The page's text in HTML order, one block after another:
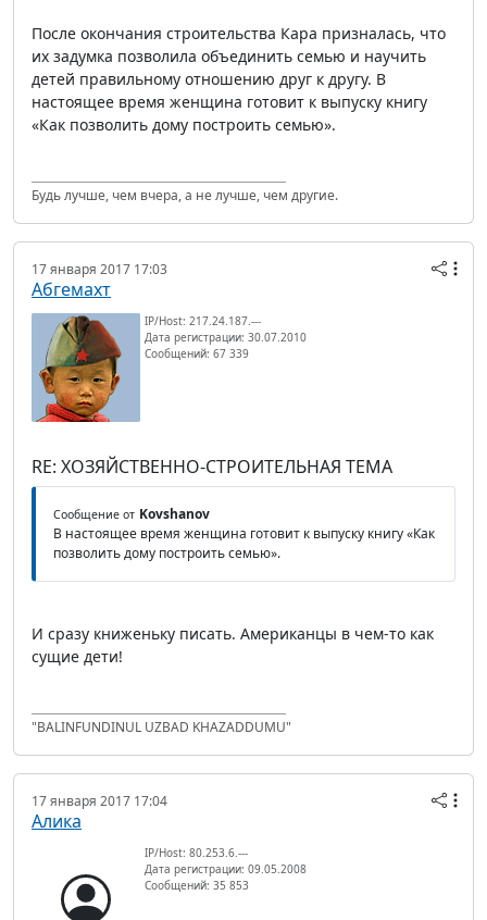
После окончания строительства Кара призналась, что
их задумка позволила объединить семью и научить
детей правильному отношению друг к другу. В
настоящее время женщина готовит к выпуску книгу
«Как позволить дому построить семью».
Будь лучше, чем вчера, а не лучше, чем другие.
17 января 2017 17:03
Абгемахт
IP/Host: 217.24.187.---
Дата регистрации: 30.07.2010
Сообщений: 67 339
RE: ХОЗЯЙСТВЕННО-СТРОИТЕЛЬНАЯ ТЕМА
Сообщение от Kovshanov
В настоящее время женщина готовит к выпуску книгу «Как
позволить дому построить семью».
И сразу книженьку писать. Американцы в чем-то как
сущие дети!
"BALINFUNDINUL UZBAD KHAZADDUMU"
17 января 2017 17:04
Алика
IP/Host: 80.253.6.---
Дата регистрации: 09.05.2008
Сообщений: 35 853